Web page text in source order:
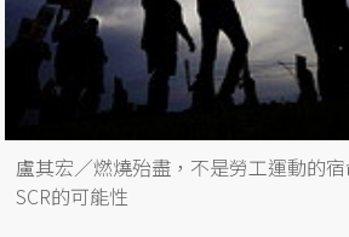
盧其宏／燃燒殆盡，不是勞工運動的
SCR的可能性